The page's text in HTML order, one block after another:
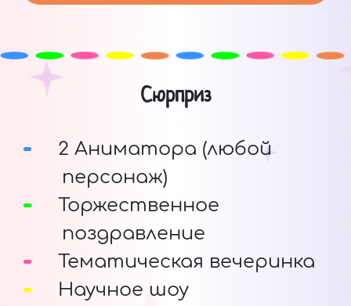
Сюрприз
2 Аниматора (любой
персонаж)
Торжественное
поздравление
Тематическая вечеринка
Научное шоу